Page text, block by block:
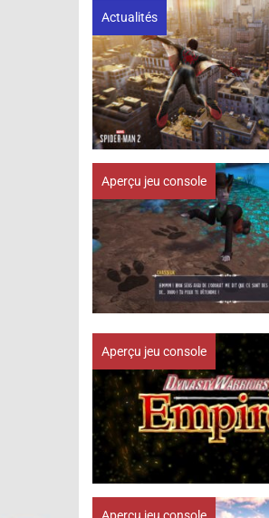
Actualités
Aperçu jeu console
Aperçu jeu console